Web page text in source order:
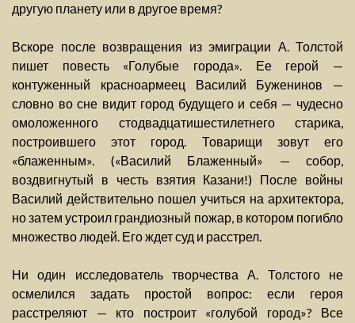
другую планету или в другое время?
Вскоре после возвращения из эмиграции А. Толстой
пишет повесть «Голубые города». Ее герой —
контуженный красноармеец Василий Буженинов —
словно во сне видит город будущего и себя — чудесно
омоложенного стодвадцатишестилетнего старика,
построившего этот город. Товарищи зовут его
«блаженным». («Василий Блаженный» — собор,
воздвигнутый в честь взятия Казани!) После войны
Василий действительно пошел учиться на архитектора,
но затем устроил грандиозный пожар, в котором погибло
множество людей. Его ждет суд и расстрел.
Ни один исследователь творчества А. Толстого не
осмелился задать простой вопрос: если героя
расстреляют — кто построит «голубой город»? Все